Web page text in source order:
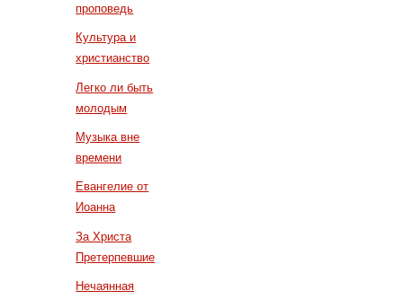
проповедь
Культура и
христианство
Легко ли быть
молодым
Музыка вне
времени
Евангелие от
Иоанна
За Христа
Претерпевшие
Нечаянная